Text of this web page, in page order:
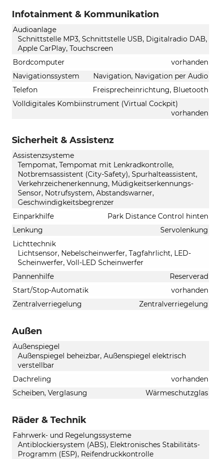
Infotainment & Kommunikation
Audioanlage
Schnittstelle MP3, Schnittstelle USB, Digitalradio DAB,
Apple CarPlay, Touchscreen
Bordcomputer
vorhanden
Navigationssystem
Navigation, Navigation per Audio
Telefon
Freisprecheinrichtung, Bluetooth
Volldigitales Kombiinstrument (Virtual Cockpit)
vorhanden
Sicherheit & Assistenz
Assistenzsysteme
Tempomat, Tempomat mit Lenkradkontrolle,
Notbremsassistent (City-Safety), Spurhalteassistent,
Verkehrzeichenerkennung, Müdigkeitserkennungs-
Sensor, Notrufsystem, Abstandswarner,
Geschwindigkeitsbegrenzer
Einparkhilfe
Park Distance Control hinten
Lenkung
Servolenkung
Lichttechnik
Lichtsensor, Nebelscheinwerfer, Tagfahrlicht, LED-
Scheinwerfer, Voll-LED Scheinwerfer
Pannenhilfe
Reserverad
Start/Stop-Automatik
vorhanden
Zentralverriegelung
Zentralverriegelung
Außen
Außenspiegel
Außenspiegel beheizbar, Außenspiegel elektrisch
verstellbar
Dachreling
vorhanden
Scheiben, Verglasung
Wärmeschutzglas
Räder & Technik
Fahrwerk- und Regelungssysteme
Antiblockiersystem (ABS), Elektronisches Stabilitäts-
Programm (ESP), Reifendruckkontrolle